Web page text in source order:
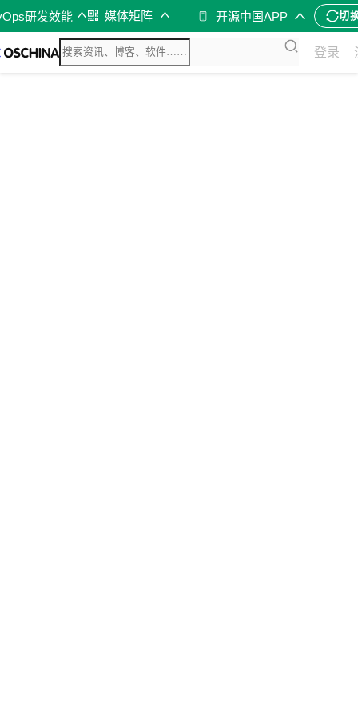
研发效能 媒体矩阵 开源中国APP 切
登录